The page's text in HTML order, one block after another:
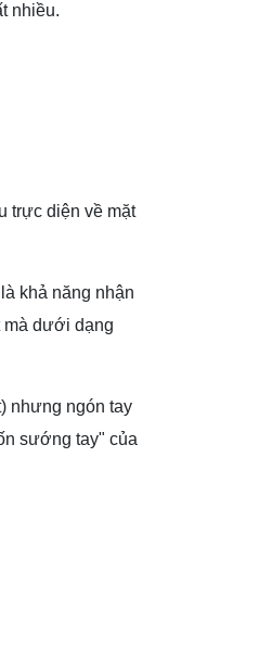
nhiều.
trực diện về mặt
khả năng nhận
mà dưới dạng
nhưng ngón tay
sướng tay" của